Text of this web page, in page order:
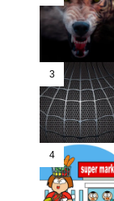
3
4